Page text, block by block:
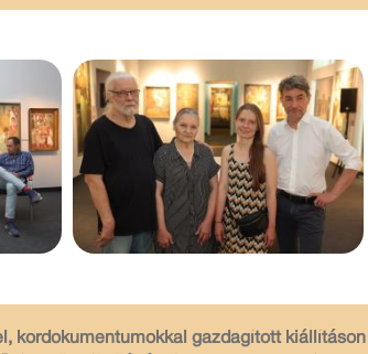
kordokumentumokkal gazdagított